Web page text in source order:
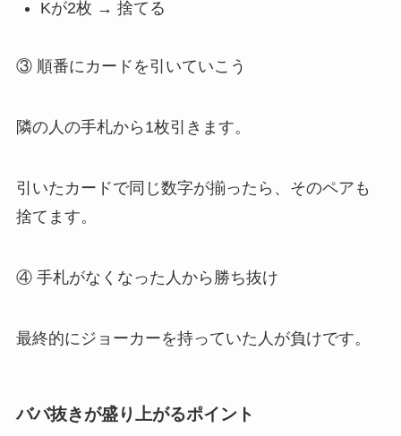
Kが2枚 → 捨てる
③ 順番にカードを引いていこう
隣の人の手札から1枚引きます。
引いたカードで同じ数字が揃ったら、そのペアも
捨てます。
④ 手札がなくなった人から勝ち抜け
最終的にジョーカーを持っていた人が負けです。
ババ抜きが盛り上がるポイント